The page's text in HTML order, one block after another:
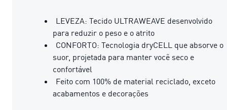
LEVEZA: Tecido ULTRAWEAVE desenvolvido
para reduzir o peso e o atrito
CONFORTO: Tecnologia dryCELL que absorve o
suor, projetada para manter você seco e
confortável
Feito com 100% de material reciclado, exceto
acabamentos e decorações